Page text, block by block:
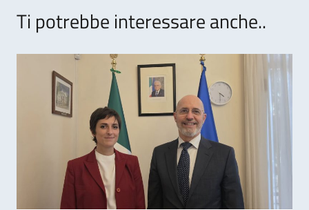
Ti potrebbe interessare anche..